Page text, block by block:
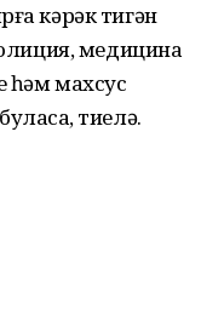
кәрәк тигән
медицина
һәм махсус
тиелә.